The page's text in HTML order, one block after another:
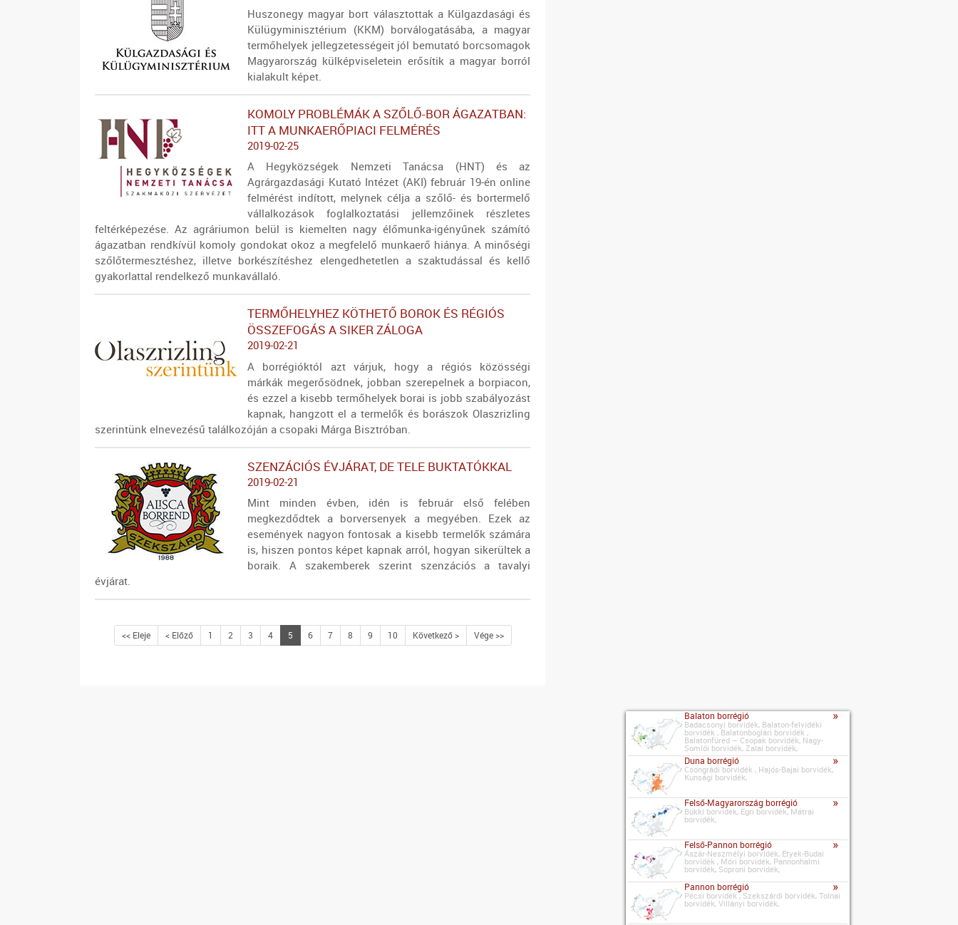
Huszonegy magyar bort választottak a Külgazdasági és
Külügyminisztérium (KKM) borválogatásába, a magyar
termőhelyek jellegzetességeit jól bemutató borcsomagok
Magyarország külképviseletein erősítik a magyar borról
kialakult képet.
KOMOLY PROBLÉMÁK A SZŐLŐ-BOR ÁGAZATBAN:
ITT A MUNKAERŐPIACI FELMÉRÉS
2019-02-25
A Hegyközségek Nemzeti Tanácsa (HNT) és az
Agrárgazdasági Kutató Intézet (AKI) február 19-én online
felmérést indított, melynek célja a szőlő- és bortermelő
vállalkozások foglalkoztatási jellemzőinek részletes
feltérképezése. Az agráriumon belül is kiemelten nagy élőmunka-igényűnek számító
ágazatban rendkívül komoly gondokat okoz a megfelelő munkaerő hiánya. A minőségi
szőlőtermesztéshez, illetve borkészítéshez elengedhetetlen a szaktudással és kellő
gyakorlattal rendelkező munkavállaló.
TERMŐHELYHEZ KÖTHETŐ BOROK ÉS RÉGIÓS
ÖSSZEFOGÁS A SIKER ZÁLOGA
2019-02-21
A borrégióktól azt várjuk, hogy a régiós közösségi
márkák megerősödnek, jobban szerepelnek a borpiacon,
és ezzel a kisebb termőhelyek borai is jobb szabályozást
kapnak, hangzott el a termelők és borászok Olaszrizling
szerintünk elnevezésű találkozóján a csopaki Márga Bisztróban.
SZENZÁCIÓS ÉVJÁRAT, DE TELE BUKTATÓKKAL
2019-02-21
Mint minden évben, idén is február első felében
megkezdődtek a borversenyek a megyében. Ezek az
események nagyon fontosak a kisebb termelők számára
is, hiszen pontos képet kapnak arról, hogyan sikerültek a
boraik. A szakemberek szerint szenzációs a tavalyi
évjárat.
<< Eleje < Előző 1 2 3 4 5 6 7 8 9 10 Következő > Vége >>
Balaton borrégió »
Badacsonyi borvidék, Balaton-felvidéki
borvidék , Balatonboglári borvidék ,
Balatonfüred – Csopak borvidék, Nagy-
Somlói borvidék, Zalai borvidék,
Duna borrégió »
Csongrádi borvidék , Hajós-Bajai borvidék,
Kunsági borvidék,
Felső-Magyarország borrégió »
Bükki borvidék, Egri borvidék, Mátrai
borvidék,
Felső-Pannon borrégió »
Ászár-Neszmélyi borvidék, Etyek-Budai
borvidék , Móri borvidék, Pannonhalmi
borvidék, Soproni borvidék,
Pannon borrégió »
Pécsi borvidék , Szekszárdi borvidék, Tolnai
borvidék, Villányi borvidék,